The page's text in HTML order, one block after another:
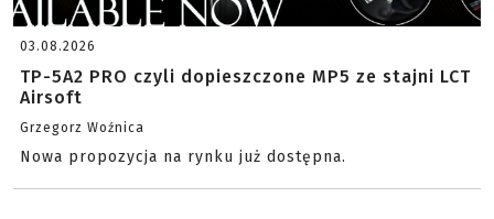
03.08.2026
TP-5A2 PRO czyli dopieszczone MP5 ze stajni LCT
Airsoft
Grzegorz Woźnica
Nowa propozycja na rynku już dostępna.